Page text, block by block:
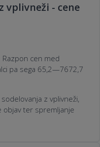
vplivneži - cene
cen med
pa sega 65,2—7672,7
z vplivneži,
objav ter spremljanje